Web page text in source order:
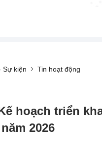
Sự kiện Tin hoạt động
hoạch triển
2026